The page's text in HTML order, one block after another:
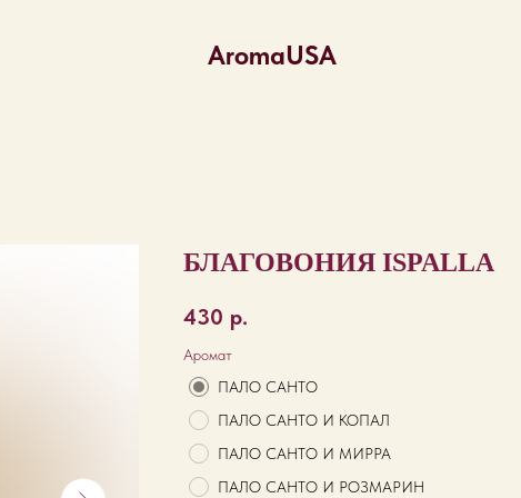
AromaUSA
БЛАГОВОНИЯ ISPALLA
430 р.
Аромат
ПАЛО САНТО
ПАЛО САНТО И КОПАЛ
ПАЛО САНТО И МИРРА
ПАЛО САНТО И РОЗМАРИН